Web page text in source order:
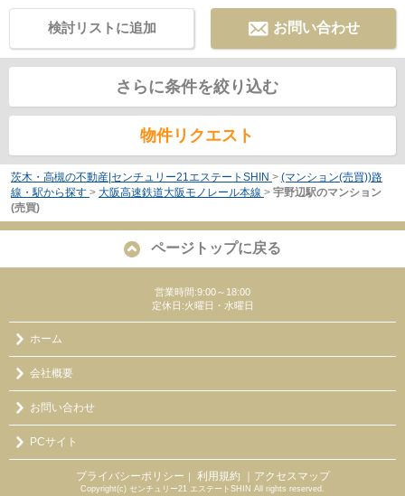
お問い合わせ
検討リストに追加
さらに条件を絞り込む
物件リクエスト
茨木・高槻の不動産|センチュリー21エステートSHIN > (マンション(売買))路
線・駅から探す > 大阪高速鉄道大阪モノレール本線 > 宇野辺駅のマンション
(売買)
ページトップに戻る
営業時間:9:00～18:00
定休日:火曜日・水曜日
ホーム
会社概要
お問い合わせ
PCサイト
プライバシーポリシー ｜ 利用規約 ｜アクセスマップ
Copyright(c) センチュリー21 エステートSHIN All rights reserved.